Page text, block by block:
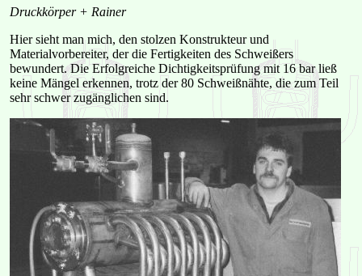
Druckkörper + Rainer
Hier sieht man mich, den stolzen Konstrukteur und
Materialvorbereiter, der die Fertigkeiten des Schweißers
bewundert. Die Erfolgreiche Dichtigkeitsprüfung mit 16 bar ließ
keine Mängel erkennen, trotz der 80 Schweißnähte, die zum Teil
sehr schwer zugänglichen sind.